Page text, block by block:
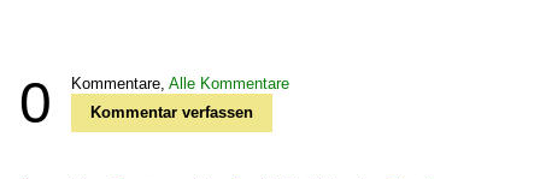
0 Kommentare, Alle Kommentare
Kommentar verfassen